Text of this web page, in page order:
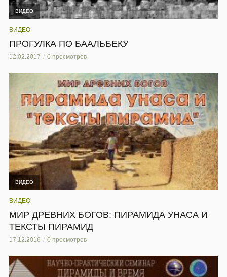
ВИДЕО
ВИДЕО
ПРОГУЛКА ПО БААЛЬБЕКУ
12.02.2017 0 просмотров
ВИДЕО
ВИДЕО
МИР ДРЕВНИХ БОГОВ: ПИРАМИДА УНАСА И
ТЕКСТЫ ПИРАМИД
17.12.2016 0 просмотров